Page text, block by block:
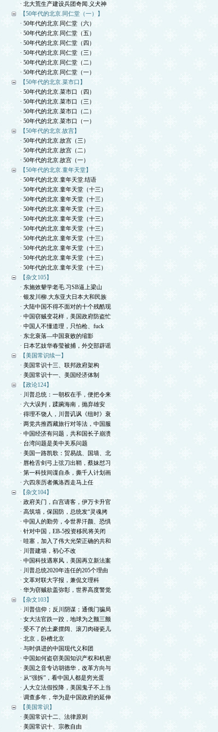
· 北大荒生产建设兵团奇闻.义犬神
【50年代的北京.同仁堂（一）】
· 50年代的北京.同仁堂（六）
· 50年代的北京.同仁堂（五）
· 50年代的北京.同仁堂（四）
· 50年代的北京.同仁堂（三）
· 50年代的北京.同仁堂（二）
· 50年代的北京.同仁堂（一）
【50年代的北京.菜市口】
· 50年代的北京.菜市口（四）
· 50年代的北京.菜市口（三）
· 50年代的北京.菜市口（二）
· 50年代的北京.菜市口（一）
【50年代的北京.故宫】
· 50年代的北京.故宫（三）
· 50年代的北京.故宫（二）
· 50年代的北京.故宫（一）
【50年代的北京.童年天堂】
· 50年代的北京.童年天堂.结语
· 50年代的北京.童年天堂（十三）
· 50年代的北京.童年天堂（十三）
· 50年代的北京.童年天堂（十三）
· 50年代的北京.童年天堂（十三）
· 50年代的北京.童年天堂（十三）
· 50年代的北京.童年天堂（十三）
· 50年代的北京.童年天堂（十三）
· 50年代的北京.童年天堂（十三）
· 50年代的北京.童年天堂（十三）
【杂文105】
· 东施效颦学老毛.习SB逼上梁山
· 银发川柳.大东亚大日本大和民族
· 大陆中国不得不面对的十个残酷现
· 中国窃贼变花样，美国政府防盗忙
· 中国人不懂道理，只怕枪、fuck
· 东北衰落—中国衰败的缩影
· 日本艺妓华春莹被捕，外交部辟谣
【美国常识续一】
· 美国常识十三、联邦政府架构
· 美国常识十一、美国经济体制
【政论124】
· 川普总统：一朝权在手，便把令来
· 六大误判，蹂躏海南，抛弃雄安
· 得理不饶人，川普讥讽《纽时》衰
· 两党共推西藏旅行对等法，中国服
· 中国经济有问题，共和国长子崩溃
· 台湾问题是美中关系问题
· 美国一路凯歌：贸易战、国墙、北
· 唇枪舌剑弓上弦刀出鞘，蔡妹怼习
· 第一科技间谍自杀，撕千人计划画
· 六四亲历者佩洛西走马上任
【杂文104】
· 政府关门，白宫请客，伊万卡升官
· 高筑墙，保国防，总统发“灵魂拷
· 中国人的勤劳，令世界汗颜、恐惧
· 针对中国，EB-5投资移民将关闭
· 哇塞，加入了伟大光荣正确的共和
· 川普建墙，初心不改
· 中国科技遇寒风，美国再立新法案
· 川普总统2020年连任的205个理由
· 文革对联大字报，兼侃文理科
· 华为窃贼欲盖弥彰，世界高度警觉
【杂文103】
· 川普信仰；反川阴谋；通俄门骗局
· 女大法官跌一跤，地球为之颤三颤
· 受不了的土豪摆阔、滚刀肉碰瓷儿
· 北京，卧槽北京
· 与时俱进的中国现代义和团
· 中国如何盗窃美国知识产权和机密
· 美国之音专访胡德华，改革方向与
· 从“强拆”，看中国人都是穷光蛋
· 人大立法假投降，美国鬼子不上当
· 调查多年，华为是中国政府的延伸
【美国常识】
· 美国常识十二、法律原则
· 美国常识十、宗教自由